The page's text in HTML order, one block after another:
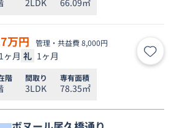
万円 管理・共益費 8,000円
1ヶ月 礼 1ヶ月 お気
階 間取り
3LDK
専有面積
78.35㎡